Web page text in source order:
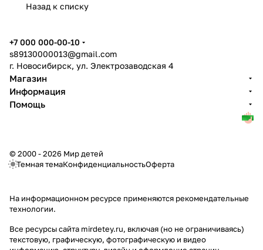
Назад к списку
+7 000 000-00-10
s89130000013@gmail.com
г. Новосибирск, ул. Электрозаводская 4
Магазин
Информация
Помощь
© 2000 - 2026 Мир детей
Темная темаКонфиденциальностьОферта
На информационном ресурсе применяются рекомендательные
технологии.
Все ресурсы сайта mirdetey.ru, включая (но не ограничиваясь)
текстовую, графическую, фотографическую и видео